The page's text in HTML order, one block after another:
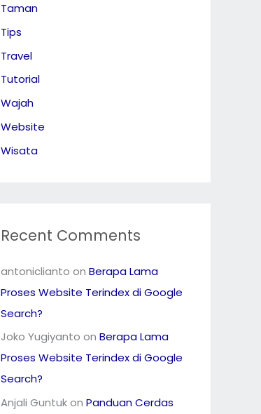
Taman
Tips
Travel
Tutorial
Wajah
Website
Wisata
Recent Comments
antoniclianto on Berapa Lama
Proses Website Terindex di Google
Search?
Joko Yugiyanto on Berapa Lama
Proses Website Terindex di Google
Search?
Anjali Guntukon Panduan Cerdas